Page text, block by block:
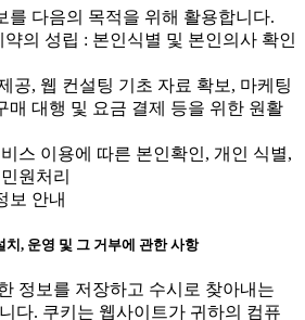
를 다음의 목적을 위해 활용합니다.
의 성립 : 본인식별 및 본인의사 확인
공, 웹 컨설팅 기초 자료 확보, 마케팅
매 대행 및 요금 결제 등을 위한 원활
스 이용에 따른 본인확인, 개인 식별,
원처리
보 안내
, 운영 및 그 거부에 관한 사항
정보를 저장하고 수시로 찾아내는
다. 쿠키는 웹사이트가 귀하의 컴퓨